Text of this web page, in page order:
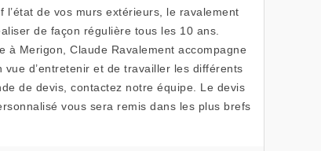
de vos murs extérieurs, le ravalement
de façon régulière tous les 10 ans.
à Merigon, Claude Ravalement accompagne
d’entretenir et de travailler les différents
de devis, contactez notre équipe. Le devis
vous sera remis dans les plus brefs